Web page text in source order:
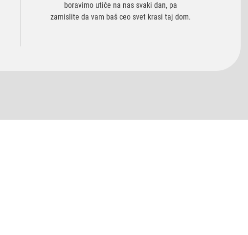
boravimo utiče na nas svaki dan, pa
zamislite da vam baš ceo svet krasi taj dom.